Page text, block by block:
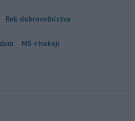
Rok dobrovoľníctva
MS v hokeji